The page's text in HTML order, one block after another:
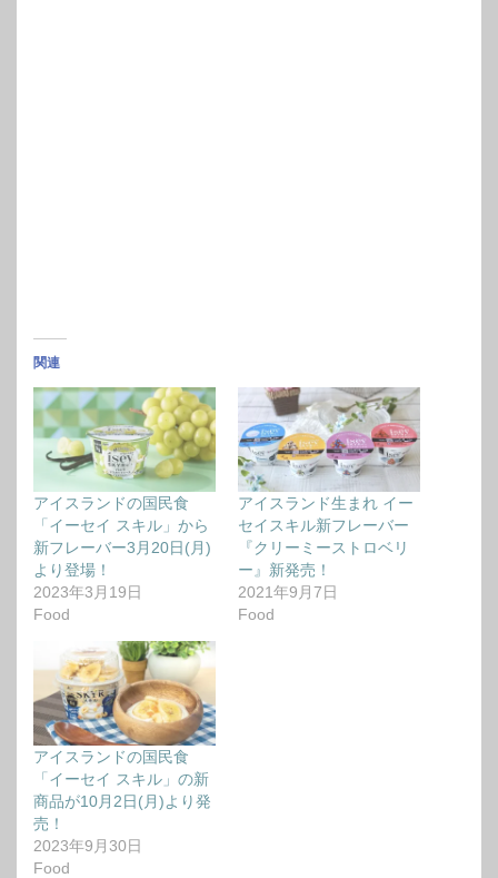
関連
アイスランドの国民食
「イーセイ スキル」から
新フレーバー3月20日(月)
より登場！
2023年3月19日
Food
アイスランド生まれ イー
セイスキル新フレーバー
『クリーミーストロベリ
ー』新発売！
2021年9月7日
Food
アイスランドの国民食
「イーセイ スキル」の新
商品が10月2日(月)より発
売！
2023年9月30日
Food